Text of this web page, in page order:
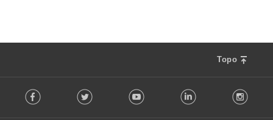
Topo
o Facebook Twitter Youtube LinkedIn